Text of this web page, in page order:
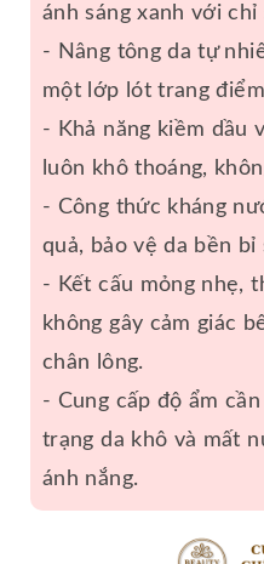
ánh sáng xanh với chỉ
- Nâng tông da tự
một lớp lót trang
- Khả năng kiềm dầu
luôn khô thoáng,
- Công thức kháng
quả, bảo vệ da bền bỉ
- Kết cấu mỏng nhẹ,
không gây cảm giác
chân lông.
- Cung cấp độ ẩm
trạng da khô và mất
ánh nắng.